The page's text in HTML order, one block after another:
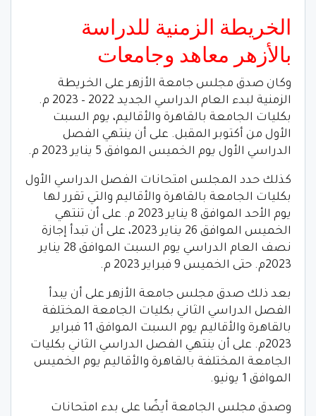
الخريطة الزمنية للدراسة
بالأزهر معاهد وجامعات
وكان صدق مجلس جامعة الأزهر على الخريطة
الزمنية لبدء العام الدراسي الجديد 2022 – 2023 م.
بكليات الجامعة بالقاهرة والأقاليم، يوم السبت
الأول من أكتوبر المقبل. على أن ينتهي الفصل
الدراسي الأول يوم الخميس الموافق 5 يناير 2023 م.
كذلك حدد المجلس امتحانات الفصل الدراسي الأول
بكليات الجامعة بالقاهرة والأقاليم والتي تقرر لها
يوم الأحد الموافق 8 يناير 2023 م. على أن تنتهي
الخميس الموافق 26 يناير 2023، على أن تبدأ إجازة
نصف العام الدراسي يوم السبت الموافق 28 يناير
2023م. حتى الخميس 9 فبراير 2023 م.
بعد ذلك صدق مجلس جامعة الأزهر على أن يبدأ
الفصل الدراسي الثاني بكليات الجامعة المختلفة
بالقاهرة والأقاليم يوم السبت الموافق 11 فبراير
2023م. على أن ينتهي الفصل الدراسي الثاني بكليات
الجامعة المختلفة بالقاهرة والأقاليم يوم الخميس
الموافق 1 يونيو.
وصدق مجلس الجامعة أيضًا على بدء امتحانات